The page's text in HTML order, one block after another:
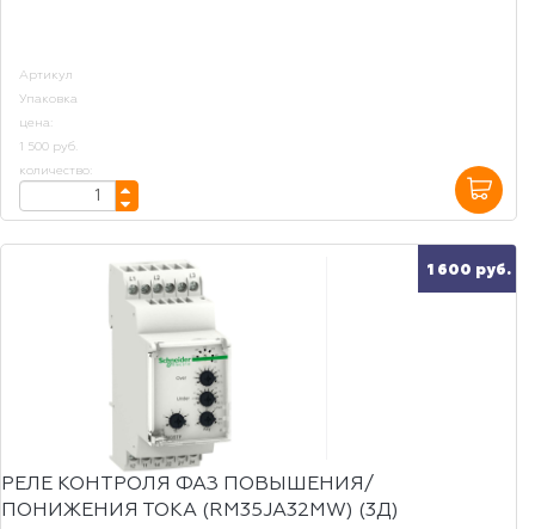
Артикул
Упаковка
цена:
1 500 руб.
количество:
1 600 руб.
РЕЛЕ КОНТРОЛЯ ФАЗ ПОВЫШЕНИЯ/
ПОНИЖЕНИЯ ТОКА (RM35JA32MW) (3Д)